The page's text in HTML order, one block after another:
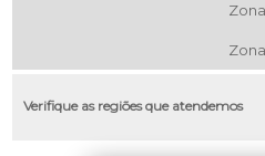
Verifique as regiões que atendemos